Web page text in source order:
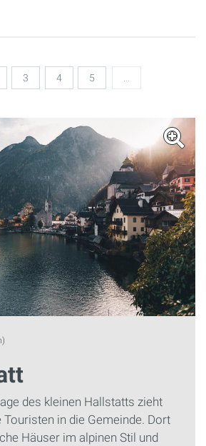
3 4 5
des kleinen Hallstatts zieht
in die Gemeinde. Dort
Häuser im alpinen Stil und